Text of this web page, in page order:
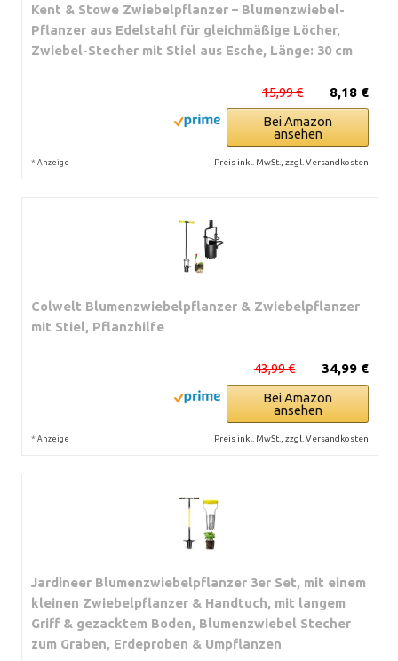
Kent & Stowe Zwiebelpflanzer – Blumenzwiebel-
Pflanzer aus Edelstahl für gleichmäßige Löcher,
Zwiebel-Stecher mit Stiel aus Esche, Länge: 30 cm
8,18 €
15,99 €
Bei Amazon
ansehen
* Anzeige Preis inkl. MwSt., zzgl. Versandkosten
Colwelt Blumenzwiebelpflanzer & Zwiebelpflanzer
mit Stiel, Pflanzhilfe
34,99 €
43,99 €
Bei Amazon
ansehen
* Anzeige Preis inkl. MwSt., zzgl. Versandkosten
Jardineer Blumenzwiebelpflanzer 3er Set, mit einem
kleinen Zwiebelpflanzer & Handtuch, mit langem
Griff & gezacktem Boden, Blumenzwiebel Stecher
zum Graben, Erdeproben & Umpflanzen